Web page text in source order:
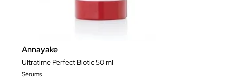
Annayake
Ultratime Perfect Biotic 50 ml
Sérums